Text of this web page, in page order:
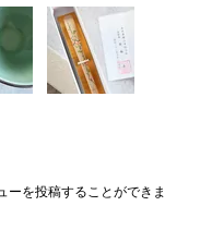
ーを投稿することができま